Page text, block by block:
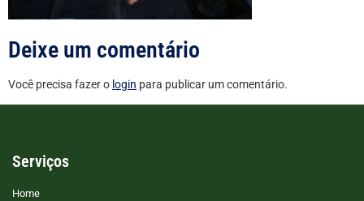
Deixe um comentário
Você precisa fazer o login para publicar um comentário.
Serviços
Home